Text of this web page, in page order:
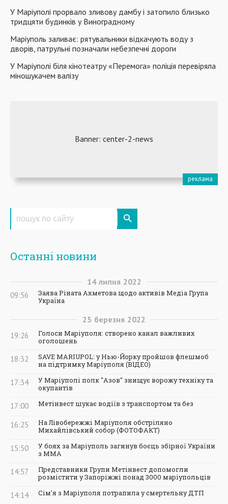
У Маріуполі прорвало зливову дамбу і затопило близько
тридцяти будинків у Виноградному
Маріуполь заливає: рятувальники відкачують воду з
дворів, патрульні позначали небезпечні дороги
У Маріуполі біля кінотеатру «Перемога» поліція перевіряла
міношукачем валізу
Останні новини
14 липня 2022
09:56
Заява Ріната Ахметова щодо активів Медіа Група
Україна
25 березня 2022
19:26
Голоси Маріуполя: створено канал важливих
оголошень
18:32
SAVE MARIUPOL: у Нью-Йорку пройшов флешмоб
на підтримку Маріуполя (ВІДЕО)
17:34
У Маріуполі полк "Азов" знищує ворожу техніку та
окупантів
17:00 Метінвест шукає водіїв з транспортом та без
16:25
На Лівобережжі Маріуполя обстріляно
Михайлівський собор (ФОТОФАКТ)
15:50
У боях за Маріуполь загинув боєць збірної України
з ММА
14:57
Представники Групи Метінвест допомогли
розмістити у Запоріжжі понад 3000 маріупольців
14:14 Сім'я з Маріуполя потрапила у смертельну ДТП